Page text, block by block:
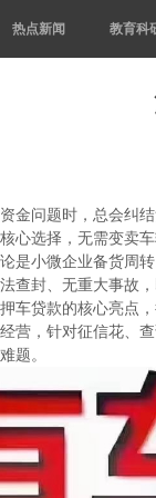
热点新闻 教育科
金问题时，总会纠
心选择，无需变卖
是小微企业备货周
查封、无重大事故
车贷款的核心亮点
营，针对征信花、
题。